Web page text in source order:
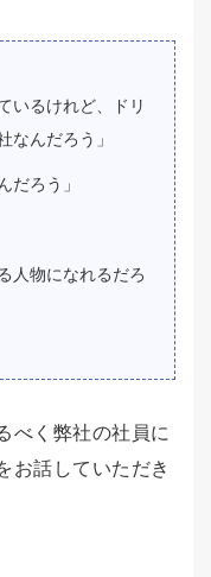
いるけれど、ドリ
なんだろう」
だろう」
人物になれるだろ
べく弊社の社員に
お話していただき